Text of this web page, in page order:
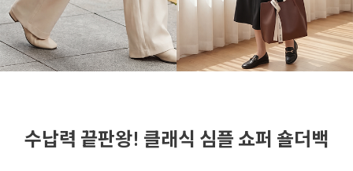
수납력 끝판왕! 클래식 심플 쇼퍼 숄더백